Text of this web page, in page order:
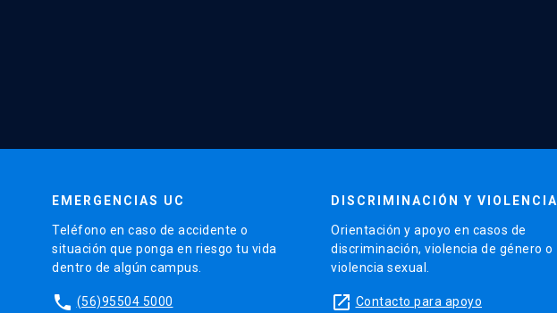
EMERGENCIAS UC
Teléfono en caso de accidente o
situación que ponga en riesgo tu vida
dentro de algún campus.
phone (56)95504 5000
DISCRIMINACIÓN Y VIOLENCIA
Orientación y apoyo en casos de
discriminación, violencia de género o
violencia sexual.
launch Contacto para apoyo